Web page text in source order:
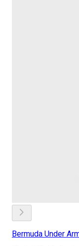
Bermuda Under